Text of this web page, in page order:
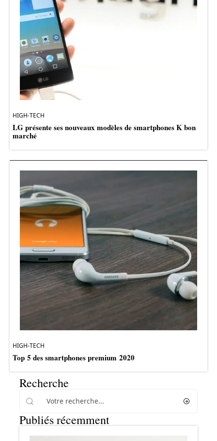
HIGH-TECH
LG présente ses nouveaux modèles de smartphones K bon
marché
HIGH-TECH
Top 5 des smartphones premium 2020
Recherche
Publiés récemment